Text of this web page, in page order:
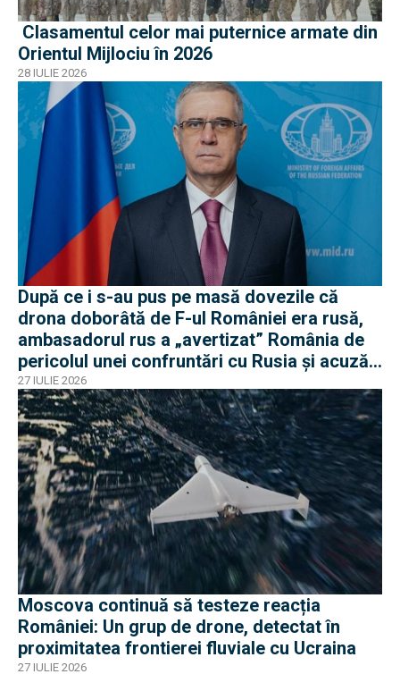
Clasamentul celor mai puternice armate din
Orientul Mijlociu în 2026
28 IULIE 2026
După ce i s-au pus pe masă dovezile că
drona doborâtă de F-ul României era rusă,
ambasadorul rus a „avertizat” România de
pericolul unei confruntări cu Rusia și acuză
o „înscenare propagandistă”
27 IULIE 2026
Moscova continuă să testeze reacția
României: Un grup de drone, detectat în
proximitatea frontierei fluviale cu Ucraina
27 IULIE 2026